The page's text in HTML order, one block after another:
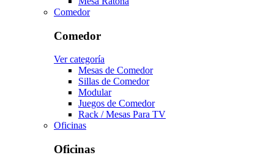
Comedor
Comedor
Ver categoría
Mesas de Comedor
Sillas de Comedor
Modular
Juegos de Comedor
Rack / Mesas Para TV
Oficinas
Oficinas